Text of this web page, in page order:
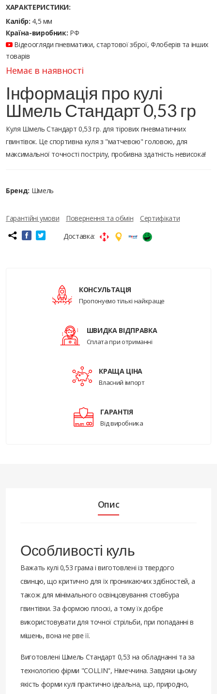
ХАРАКТЕРИСТИКИ:
Калібр: 4,5 мм
Країна-виробник: РФ
Відеоогляди пневматики, стартової зброї, Флоберів та інших
товарів
Немає в наявності
Інформація про кулі
Шмель Стандарт 0,53 гр
Куля Шмель Стандарт 0,53 гр. для тірових пневматичних
гвинтівок. Це спортивна куля з "матчевою" головою, для
максимальної точності пострілу, пробивна здатність невисока!
Бренд: Шмель
Гарантійні умови Повернення та обмін
Сертифікати
Доставка:
КОНСУЛЬТАЦІЯ
Пропонуємо тількі найкраще
ШВИДКА ВІДПРАВКА
Сплата при отриманні
КРАЩА ЦІНА
Власний імпорт
ГАРАНТІЯ
Від виробника
Опис
Особливості куль
Важать кулі 0,53 грама і виготовлені із твердого
свинцю, що критично для їх проникаючих здібностей, а
також для мінімального освінцовування стовбура
гвинтівки. За формою плоскі, а тому їх добре
використовувати для точної стрільби, при попаданні в
мішень, вона не рве її.
Виготовлені Шмель Стандарт 0,53 на обладнанні та за
технологією фірми "COLLIN", Німеччина. Завдяки цьому
якість форми кулі практично ідеальна, що, природно,